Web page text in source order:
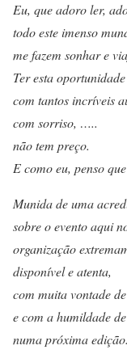
Eu, que adoro ler,
todo este imenso
me fazem sonhar e
Ter esta
com tantos incríveis
com sorriso, …..
não tem preço.
E como eu, penso
Munida de uma
sobre o evento aqui
organização
disponível e atenta,
com muita vontade
e com a humildade
numa próxima edição.